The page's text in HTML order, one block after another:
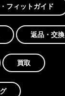
フィットガイド
返品・交換
買取